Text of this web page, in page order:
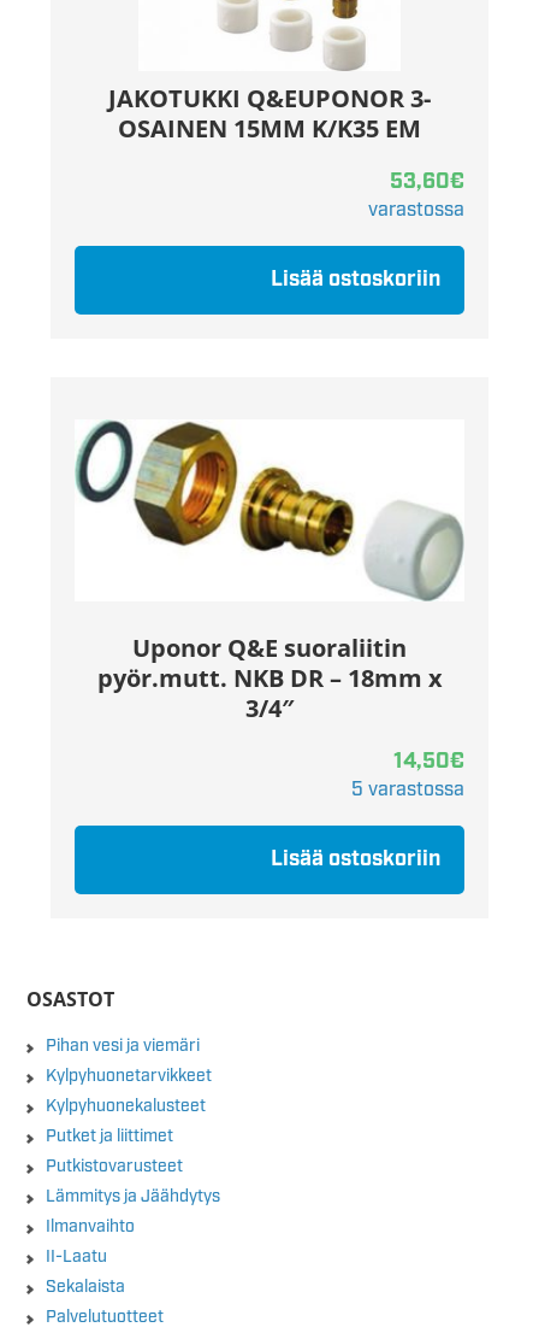
JAKOTUKKI Q&EUPONOR 3-
OSAINEN 15MM K/K35 EM
53,60€
varastossa
Lisää ostoskoriin
Uponor Q&E suoraliitin
pyör.mutt. NKB DR – 18mm x
3/4″
14,50€
5 varastossa
Lisää ostoskoriin
OSASTOT
Pihan vesi ja viemäri
Kylpyhuonetarvikkeet
Kylpyhuonekalusteet
Putket ja liittimet
Putkistovarusteet
Lämmitys ja Jäähdytys
Ilmanvaihto
II-Laatu
Sekalaista
Palvelutuotteet